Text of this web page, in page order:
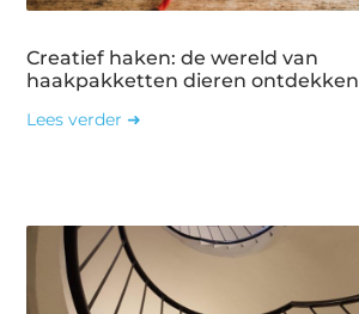
Creatief haken: de wereld van
haakpakketten dieren ontdekken
Lees verder ➜